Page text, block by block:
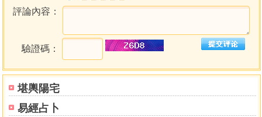
堪輿陽宅
易經占卜
評論內容：
驗證碼：